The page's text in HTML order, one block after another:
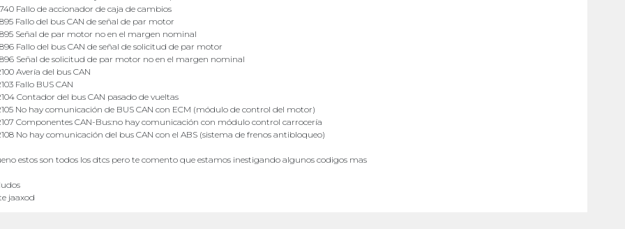
Fallo de accionador de caja de cambios
Fallo del bus CAN de señal de par motor
Señal de par motor no en el margen nominal
Fallo del bus CAN de señal de solicitud de par motor
Señal de solicitud de par motor no en el margen nominal
Avería del bus CAN
Fallo BUS CAN
Contador del bus CAN pasado de vueltas
No hay comunicación de BUS CAN con ECM (módulo de control del motor)
Componentes CAN-Bus:no hay comunicación con módulo control carrocería
No hay comunicación del bus CAN con el ABS (sistema de frenos antibloqueo)
estos son todos los dtcs pero te comento que estamos inestigando algunos codigos mas
jaaxod